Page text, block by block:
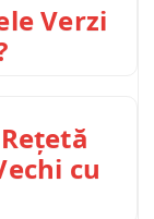
Verzi
cu